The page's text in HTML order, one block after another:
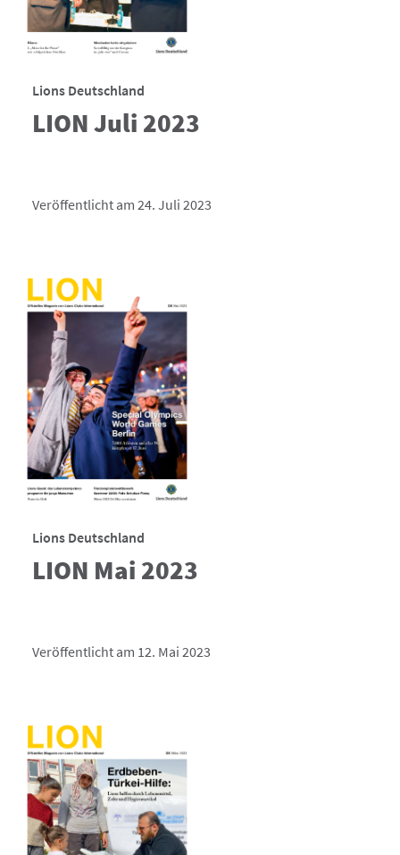
Lions Deutschland
LION Juli 2023
Veröffentlicht am 24. Juli 2023
Lions Deutschland
LION Mai 2023
Veröffentlicht am 12. Mai 2023